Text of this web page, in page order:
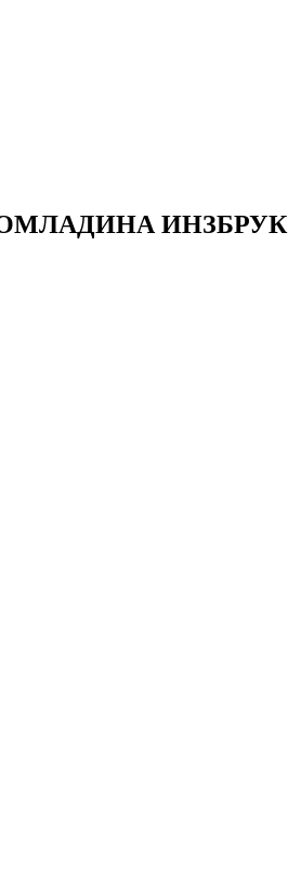
ИНЗБРУК